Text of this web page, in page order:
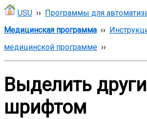
USU ›› Программы для
Медицинская программа ››
медицинской программе ››
Выделить
шрифтом